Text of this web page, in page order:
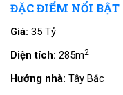
ĐẶC ĐIỂM NỔI BẬT
Giá: 35 Tỷ
Diện tích: 285m2
Hướng nhà: Tây Bắc